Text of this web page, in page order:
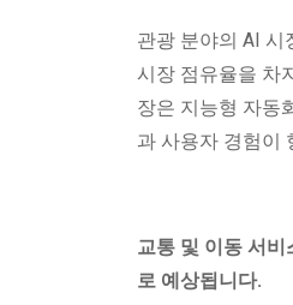
관광 분야의 AI
시장 점유율을 차
장은 지능형 자동
과 사용자 경험이
교통 및 이동 서
로 예상됩니다.